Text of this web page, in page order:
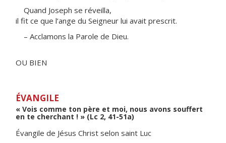
Quand Joseph se réveilla,
il fit ce que l’ange du Seigneur lui avait prescrit.
– Acclamons la Parole de Dieu.
OU BIEN
ÉVANGILE
« Vois comme ton père et moi, nous avons souffert
en te cherchant ! » (Lc 2, 41-51a)
Évangile de Jésus Christ selon saint Luc